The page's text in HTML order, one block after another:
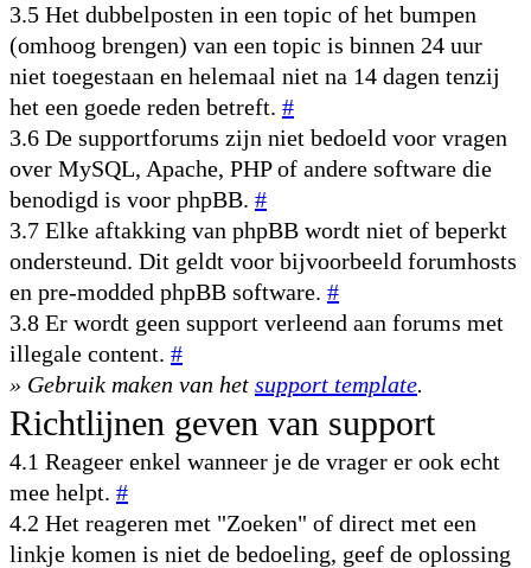
3.5 Het dubbelposten in een topic of het bumpen
(omhoog brengen) van een topic is binnen 24 uur
niet toegestaan en helemaal niet na 14 dagen tenzij
het een goede reden betreft. #
3.6 De supportforums zijn niet bedoeld voor vragen
over MySQL, Apache, PHP of andere software die
benodigd is voor phpBB. #
3.7 Elke aftakking van phpBB wordt niet of beperkt
ondersteund. Dit geldt voor bijvoorbeeld forumhosts
en pre-modded phpBB software. #
3.8 Er wordt geen support verleend aan forums met
illegale content. #
» Gebruik maken van het support template.
Richtlijnen geven van support
4.1 Reageer enkel wanneer je de vrager er ook echt
mee helpt. #
4.2 Het reageren met "Zoeken" of direct met een
linkje komen is niet de bedoeling, geef de oplossing